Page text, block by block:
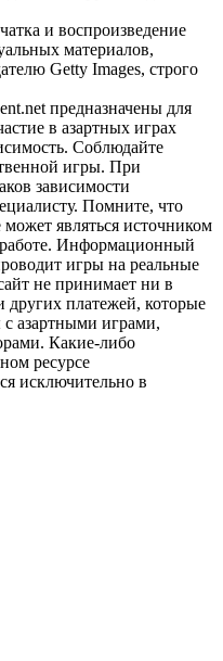
и воспроизведение
материалов,
Getty Images, строго
предназначены для
в азартных играх
Соблюдайте
игры. При
зависимости
Помните, что
являться источником
работе. Информационный
игры на реальные
не принимает ни в
других платежей, которые
с азартными играми,
Какие-либо
ресурсе
исключительно в